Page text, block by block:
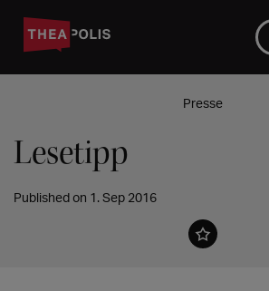
Presse
Lesetipp
Published on 1. Sep 2016